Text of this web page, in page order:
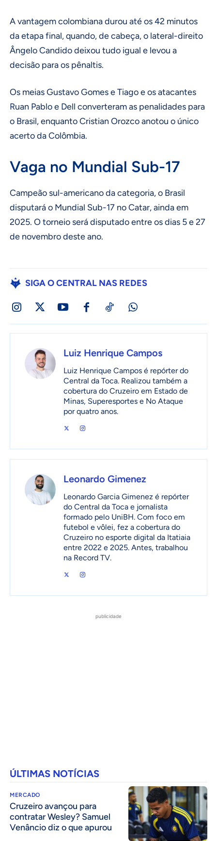
A vantagem colombiana durou até os 42 minutos
da etapa final, quando, de cabeça, o lateral-direito
Ângelo Candido deixou tudo igual e levou a
decisão para os pênaltis.
Os meias Gustavo Gomes e Tiago e os atacantes
Ruan Pablo e Dell converteram as penalidades para
o Brasil, enquanto Cristian Orozco anotou o único
acerto da Colômbia.
Vaga no Mundial Sub-17
Campeão sul-americano da categoria, o Brasil
disputará o Mundial Sub-17 no Catar, ainda em
2025. O torneio será disputado entre os dias 5 e 27
de novembro deste ano.
SIGA O CENTRAL NAS REDES
Luiz Henrique Campos
Luiz Henrique Campos é repórter do
Central da Toca. Realizou também a
cobertura do Cruzeiro em Estado de
Minas, Superesportes e No Ataque
por quatro anos.
Leonardo Gimenez
Leonardo Garcia Gimenez é repórter
do Central da Toca e jornalista
formado pelo UniBH. Com foco em
futebol e vôlei, fez a cobertura do
Cruzeiro no esporte digital da Itatiaia
entre 2022 e 2025. Antes, trabalhou
na Record TV.
publicidade
ÚLTIMAS NOTÍCIAS
MERCADO
Cruzeiro avançou para
contratar Wesley? Samuel
Venâncio diz o que apurou